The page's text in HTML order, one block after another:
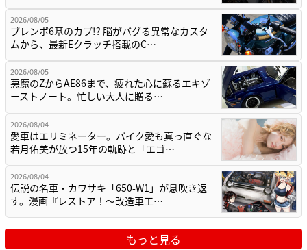
2026/08/05
ブレンボ6基のカブ!? 脳がバグる異常なカスタ
ムから、最新Eクラッチ搭載のC…
2026/08/05
悪魔のZからAE86まで、疲れた心に蘇るエキゾ
ーストノート。忙しい大人に贈る…
2026/08/04
愛車はエリミネーター。バイク愛も真っ直ぐな
若月佑美が放つ15年の軌跡と「エゴ…
2026/08/04
伝説の名車・カワサキ「650-W1」が息吹き返
す。漫画『レストア！～改造車工…
もっと見る